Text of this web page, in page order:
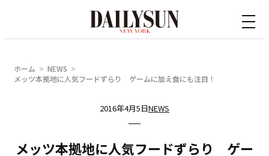
ホーム
NEWS
メッツ本拠地に人気フードずらり ゲームに加え食にも注目！
2016年4月5日NEWS
メッツ本拠地に人気フードずらり ゲー